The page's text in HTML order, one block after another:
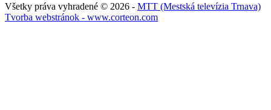
Všetky práva vyhradené © 2026 - MTT (Mestská televízia Trnava)
Tvorba webstránok - www.corteon.com